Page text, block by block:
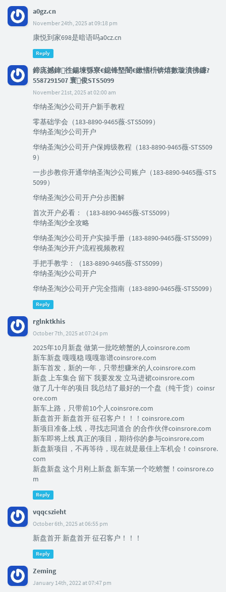
a0gz.cn
November 24th, 2025 at 09:18 pm
康悦到家698是暗语吗a0cz.cn
Reply
鍗庣撼鍏徃鍚堜綔寮€鎴锋墍闇€鏉愭枡锛熺數璇濆彿鐮?
5587291507 寰俊STS5099
November 21st, 2025 at 02:00 am
华纳圣淘沙公司开户新手教程
零基础学会（183-8890-9465薇-STS5099）
华纳圣淘沙公司开户
华纳圣淘沙公司开户保姆级教程（183-8890-9465薇-STS509
9）
一步步教你开通华纳圣淘沙公司账户（183-8890-9465薇-STS
5099）
华纳圣淘沙公司开户分步图解
首次开户必看：（183-8890-9465薇-STS5099）
华纳圣淘沙全攻略
华纳圣淘沙公司开户实操手册（183-8890-9465薇-STS5099）
华纳圣淘沙开户流程视频教程
手把手教学：（183-8890-9465薇-STS5099）
华纳圣淘沙公司开户
华纳圣淘沙公司开户完全指南（183-8890-9465薇-STS5099）
Reply
rglnktkhis
October 7th, 2025 at 07:24 pm
2025年10月新盘 做第一批吃螃蟹的人coinsrore.com
新车新盘 嘎嘎稳 嘎嘎靠谱coinsrore.com
新车首发，新的一年，只带想赚米的人coinsrore.com
新盘 上车集合 留下 我要发发 立马进裙coinsrore.com
做了几十年的项目 我总结了最好的一个盘（纯干货）coinsr
ore.com
新车上路，只带前10个人coinsrore.com
新盘首开 新盘首开 征召客户！！！coinsrore.com
新项目准备上线，寻找志同道合 的合作伙伴coinsrore.com
新车即将上线 真正的项目，期待你的参与coinsrore.com
新盘新项目，不再等待，现在就是最佳上车机会！coinsrore.
com
新盘新盘 这个月刚上新盘 新车第一个吃螃蟹！coinsrore.co
m
Reply
vqqcszieht
October 6th, 2025 at 06:55 pm
新盘首开 新盘首开 征召客户！！！
Reply
Zeming
January 14th, 2022 at 07:47 pm